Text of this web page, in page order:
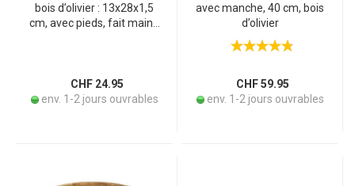
bois d’olivier : 13x28x1,5
cm, avec pieds, fait main -
CHF 24.95
env. 1-2 jours ouvrables
avec manche, 40 cm, bois
d’olivier
CHF 59.95
env. 1-2 jours ouvrables